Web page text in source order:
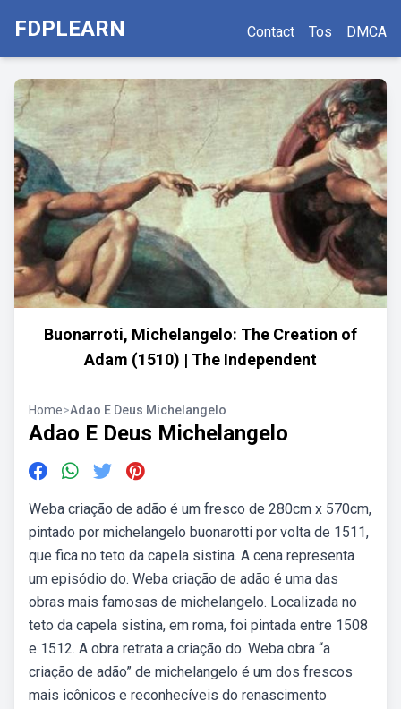
FDPLEARN Contact Tos DMCA
Buonarroti, Michelangelo: The Creation of
Adam (1510) | The Independent
Home>Adao E Deus Michelangelo
Adao E Deus Michelangelo
Weba criação de adão é um fresco de 280cm x 570cm,
pintado por michelangelo buonarotti por volta de 1511,
que fica no teto da capela sistina. A cena representa
um episódio do. Weba criação de adão é uma das
obras mais famosas de michelangelo. Localizada no
teto da capela sistina, em roma, foi pintada entre 1508
e 1512. A obra retrata a criação do. Weba obra “a
criação de adão” de michelangelo é um dos frescos
mais icônicos e reconhecíveis do renascimento